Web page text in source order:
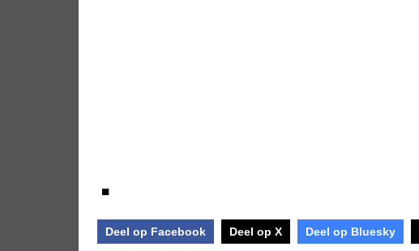
■
Deel op Facebook Deel op X Deel op Bluesky